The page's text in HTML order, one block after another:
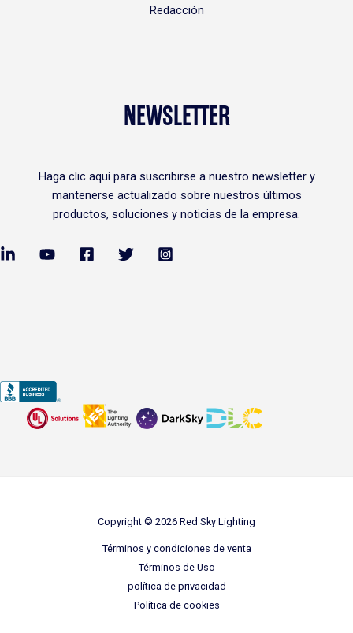
Redacción
NEWSLETTER
Haga clic aquípara suscribirse a nuestro newsletter y
mantenerse actualizado sobre nuestros últimos
productos, soluciones y noticias de la empresa.
Copyright © 2026 Red Sky Lighting
Términos y condiciones de venta
Términos de Uso
política de privacidad
Política de cookies